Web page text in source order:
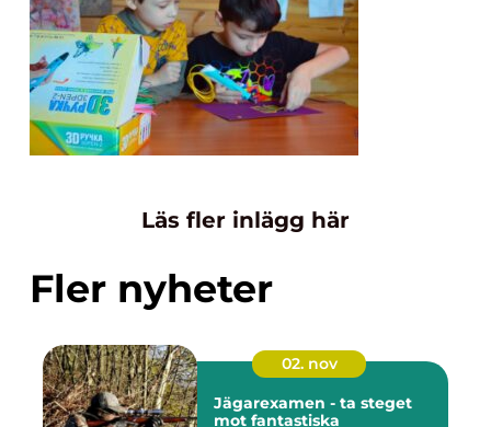
Läs fler inlägg här
Fler nyheter
02. nov
Jägarexamen - ta steget
mot fantastiska